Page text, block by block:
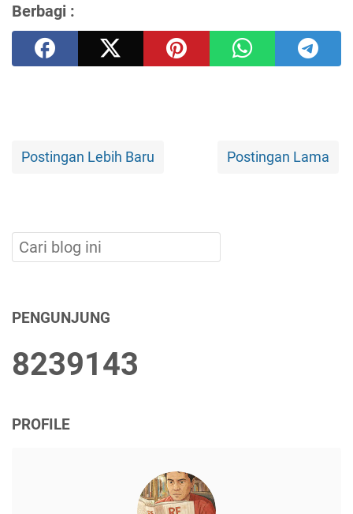
Berbagi :
Postingan Lebih Baru Postingan Lama
PENGUNJUNG
8239143
PROFILE